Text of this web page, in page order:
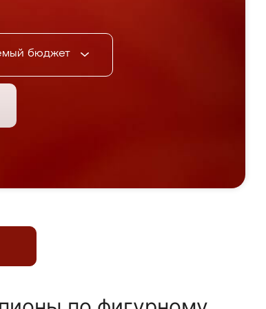
бюджет